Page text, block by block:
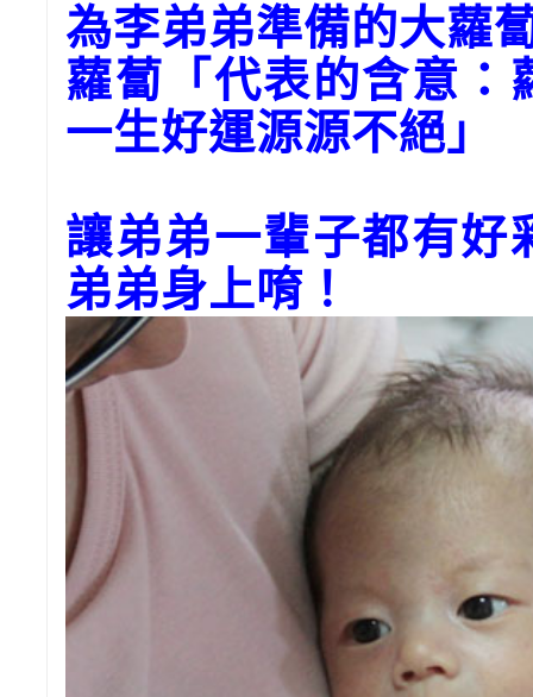
為李弟弟準備的大蘿
蘿蔔「代表的含意：
一生好運源源不絕」
讓弟弟一輩子都有好
弟弟身上唷！